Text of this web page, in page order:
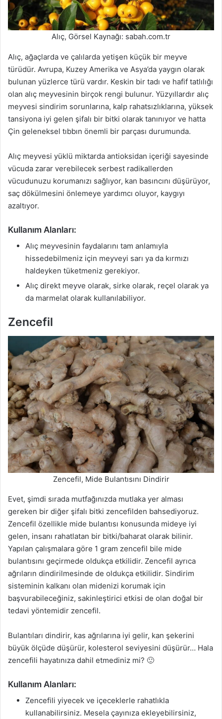
Alıç, Görsel Kaynağı: sabah.com.tr
Alıç, ağaçlarda ve çalılarda yetişen küçük bir meyve
türüdür. Avrupa, Kuzey Amerika ve Asya’da yaygın olarak
bulunan yüzlerce türü vardır. Keskin bir tadı ve hafif tatlılığı
olan alıç meyvesinin birçok rengi bulunur. Yüzyıllardır alıç
meyvesi sindirim sorunlarına, kalp rahatsızlıklarına, yüksek
tansiyona iyi gelen şifalı bir bitki olarak tanınıyor ve hatta
Çin geleneksel tıbbın önemli bir parçası durumunda.
Alıç meyvesi yüklü miktarda antioksidan içeriği sayesinde
vücuda zarar verebilecek serbest radikallerden
vücudunuzu korumanızı sağlıyor, kan basıncını düşürüyor,
saç dökülmesini önlemeye yardımcı oluyor, kaygıyı
azaltıyor.
Kullanım Alanları:
Alıç meyvesinin faydalarını tam anlamıyla
hissedebilmeniz için meyveyi sarı ya da kırmızı
haldeyken tüketmeniz gerekiyor.
Alıç direkt meyve olarak, sirke olarak, reçel olarak ya
da marmelat olarak kullanılabiliyor.
Zencefil
Zencefil, Mide Bulantısını Dindirir
Evet, şimdi sırada mutfağınızda mutlaka yer alması
gereken bir diğer şifalı bitki zencefilden bahsediyoruz.
Zencefil özellikle mide bulantısı konusunda mideye iyi
gelen, insanı rahatlatan bir bitki/baharat olarak bilinir.
Yapılan çalışmalara göre 1 gram zencefil bile mide
bulantısını geçirmede oldukça etkilidir. Zencefil ayrıca
ağrıların dindirilmesinde de oldukça etkilidir. Sindirim
sisteminin kalkanı olan midenizi korumak için
başvurabileceğiniz, sakinleştirici etkisi de olan doğal bir
tedavi yöntemidir zencefil.
Bulantıları dindirir, kas ağrılarına iyi gelir, kan şekerini
büyük ölçüde düşürür, kolesterol seviyesini düşürür… Hala
zencefili hayatınıza dahil etmediniz mi? 🙂
Kullanım Alanları:
Zencefili yiyecek ve içeceklerle rahatlıkla
kullanabilirsiniz. Mesela çayınıza ekleyebilirsiniz,